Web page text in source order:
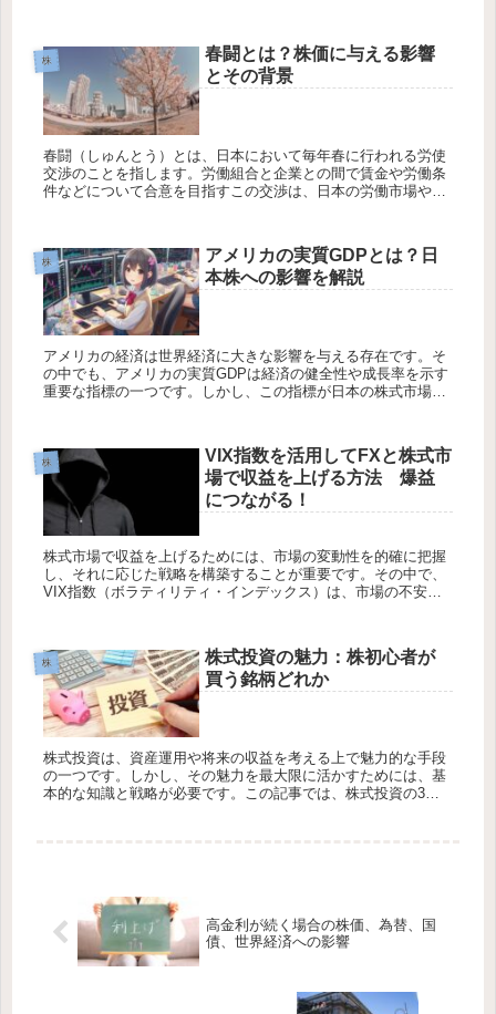
株
春闘とは？株価に与える影響
とその背景
春闘（しゅんとう）とは、日本において毎年春に行われる労使
交渉のことを指します。労働組合と企業との間で賃金や労働条
件などについて合意を目指すこの交渉は、日本の労働市場や経
株
アメリカの実質GDPとは？日
本株への影響を解説
アメリカの経済は世界経済に大きな影響を与える存在です。そ
の中でも、アメリカの実質GDPは経済の健全性や成長率を示す
重要な指標の一つです。しかし、この指標が日本の株式市場に
株
VIX指数を活用してFXと株式市
場で収益を上げる方法 爆益
につながる！
株式市場で収益を上げるためには、市場の変動性を的確に把握
し、それに応じた戦略を構築することが重要です。その中で、
VIX指数（ボラティリティ・インデックス）は、市場の不安定
株
株式投資の魅力：株初心者が
買う銘柄どれか
株式投資は、資産運用や将来の収益を考える上で魅力的な手段
の一つです。しかし、その魅力を最大限に活かすためには、基
本的な知識と戦略が必要です。この記事では、株式投資の3つ
高金利が続く場合の株価、為替、国
債、世界経済への影響